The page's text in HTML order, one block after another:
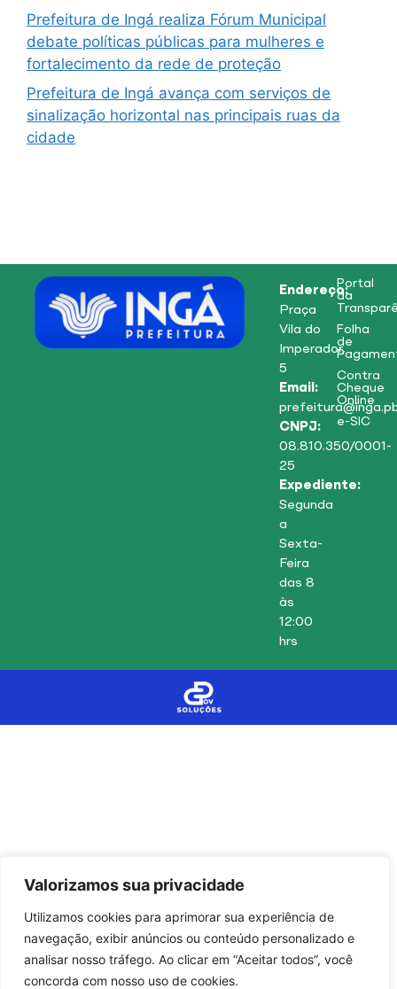
Valorizamos sua privacidade
Utilizamos cookies para aprimorar sua experiência de
navegação, exibir anúncios ou conteúdo personalizado e
analisar nosso tráfego. Ao clicar em “Aceitar todos”, você
concorda com nosso uso de cookies.
Prefeitura de Ingá realiza Fórum Municipal
debate políticas públicas para mulheres e
fortalecimento da rede de proteção
Prefeitura de Ingá avança com serviços de
sinalização horizontal nas principais ruas da
cidade
Endereço:
Praça
Vila do
Imperador,
5
Email:
CNPJ:
08.810.350/0001-
25
Expediente:
Segunda
a
Sexta-
Feira
das 8
às
12:00
hrs
Portal
da
Folha
de
Contra
Cheque
Online
e-SIC